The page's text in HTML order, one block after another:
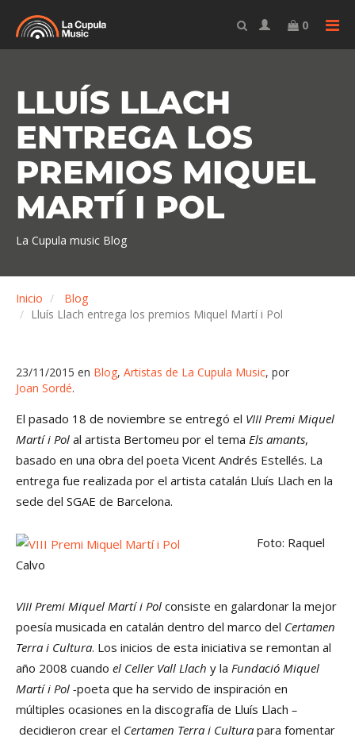
0
LLUÍS LLACH
ENTREGA LOS
PREMIOS MIQUEL
MARTÍ I POL
La Cupula music Blog
Inicio
Blog
Lluís Llach entrega los premios Miquel Martí i Pol
23/11/2015 en Blog, Artistas de La Cupula Music, por
Joan Sordé
El pasado 18 de noviembre se entregó el VIII Premi Miquel
Martí i Pol al artista Bertomeu por el tema Els amants,
basado en una obra del poeta Vicent Andrés Estellés. La
entrega fue realizada por el artista catalán Lluís Llach en la
sede del SGAE de Barcelona.
Foto: Raquel
Calvo
VIII Premi Miquel Martí i Pol consiste en galardonar la mejor
poesía musicada en catalán dentro del marco del Certamen
Terra i Cultura. Los inicios de esta iniciativa se remontan al
año 2008 cuando el Celler Vall Llach y la Fundació Miquel
Martí i Pol -poeta que ha servido de inspiración en
múltiples ocasiones en la discografía de Lluís Llach –
decidieron crear el Certamen Terra i Cultura para fomentar